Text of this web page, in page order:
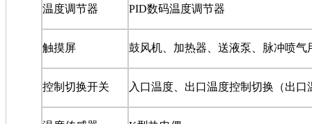
温度调节器 PID数码温度调节器
触摸屏 鼓风机、加热器、送液泵、脉冲喷气
控制切换开关 入口温度、出口温度控制切换（出口